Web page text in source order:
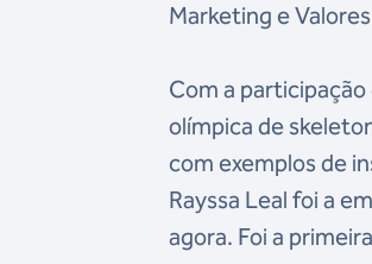
Marketing e
Com a
olímpica de
com exemplos de
Rayssa Leal foi a
agora. Foi a